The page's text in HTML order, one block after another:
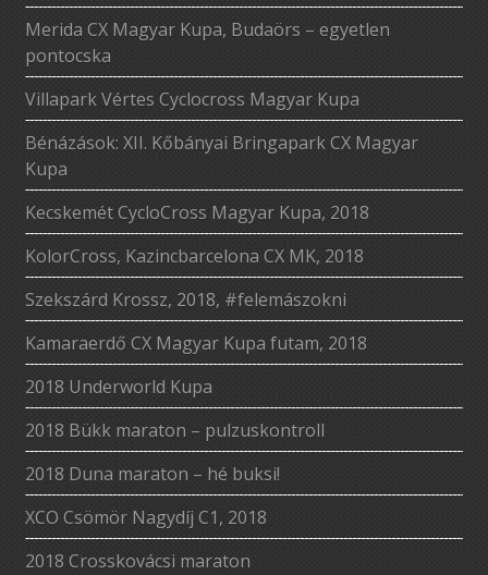
Merida CX Magyar Kupa, Budaörs – egyetlen
pontocska
Villapark Vértes Cyclocross Magyar Kupa
Bénázások: XII. Kőbányai Bringapark CX Magyar
Kupa
Kecskemét CycloCross Magyar Kupa, 2018
KolorCross, Kazincbarcelona CX MK, 2018
Szekszárd Krossz, 2018, #felemászokni
Kamaraerdő CX Magyar Kupa futam, 2018
2018 Underworld Kupa
2018 Bükk maraton – pulzuskontroll
2018 Duna maraton – hé buksi!
XCO Csömör Nagydíj C1, 2018
2018 Crosskovácsi maraton